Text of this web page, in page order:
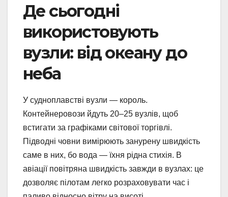
Де сьогодні
використовують
вузли: від океану до
неба
У судноплавстві вузли — король.
Контейнеровози йдуть 20–25 вузлів, щоб
встигати за графіками світової торгівлі.
Підводні човни вимірюють занурену швидкість
саме в них, бо вода — їхня рідна стихія. В
авіації повітряна швидкість завжди в вузлах: це
дозволяє пілотам легко розраховувати час і